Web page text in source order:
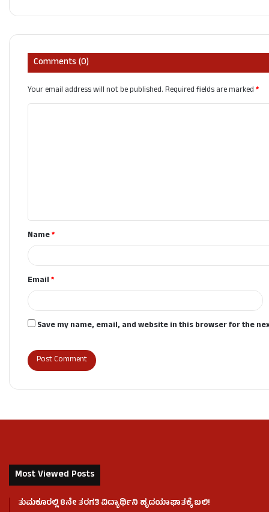
Comments (0)
Your email address will not be published.Required fields are marked*
t
*Name*
Email*
Save my name, email, and website in this browser for the
Most Viewed Posts
ತುಮಕೂರಲ್ಲಿ 8ನೇ ತರಗತಿ ವಿದ್ಯಾರ್ಥಿನಿ ಹೃದಯಾಘಾತಕ್ಕೆ ಬಲಿ!